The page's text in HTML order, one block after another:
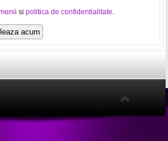
si politica de confidentialitate.